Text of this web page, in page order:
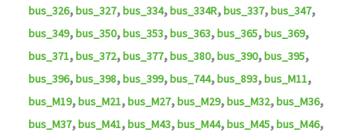
bus_326,bus_327,bus_334,bus_334R,bus_337,bus_347,
bus_349,bus_350,bus_353,bus_363,bus_365,bus_369,
bus_371,bus_372,bus_377,bus_380,bus_390,bus_395,
bus_396,bus_398,bus_399,bus_744,bus_893,bus_M11,
bus_M19,bus_M21,bus_M27,bus_M29,bus_M32,bus_M36,
bus_M37,bus_M41,bus_M43,bus_M44,bus_M45,bus_M46,